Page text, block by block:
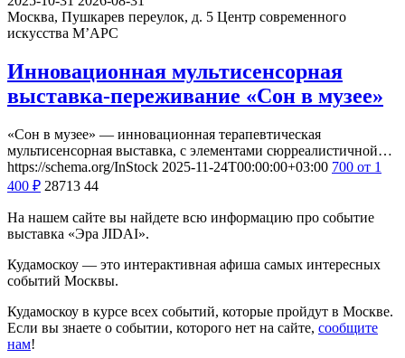
Москва, Пушкарев переулок, д. 5 Центр современного
искусства М’АРС
Инновационная мультисенсорная
выставка-переживание «Сон в музее»
«Сон в музее» — инновационная терапевтическая
мультисенсорная выставка, с элементами сюрреалистичной…
https://schema.org/InStock 2025-11-24T00:00:00+03:00 700 от 1
400 ₽ 28713 44
На нашем сайте вы найдете всю информацию про событие
выставка «Эра JIDAI».
Кудамоскоу — это интерактивная афиша самых интересных
событий Москвы.
Кудамоскоу в курсе всех событий, которые пройдут в Москве.
Если вы знаете о событии, которого нет на сайте, сообщите
нам!